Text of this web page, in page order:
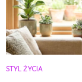
STYL ŻYCIA